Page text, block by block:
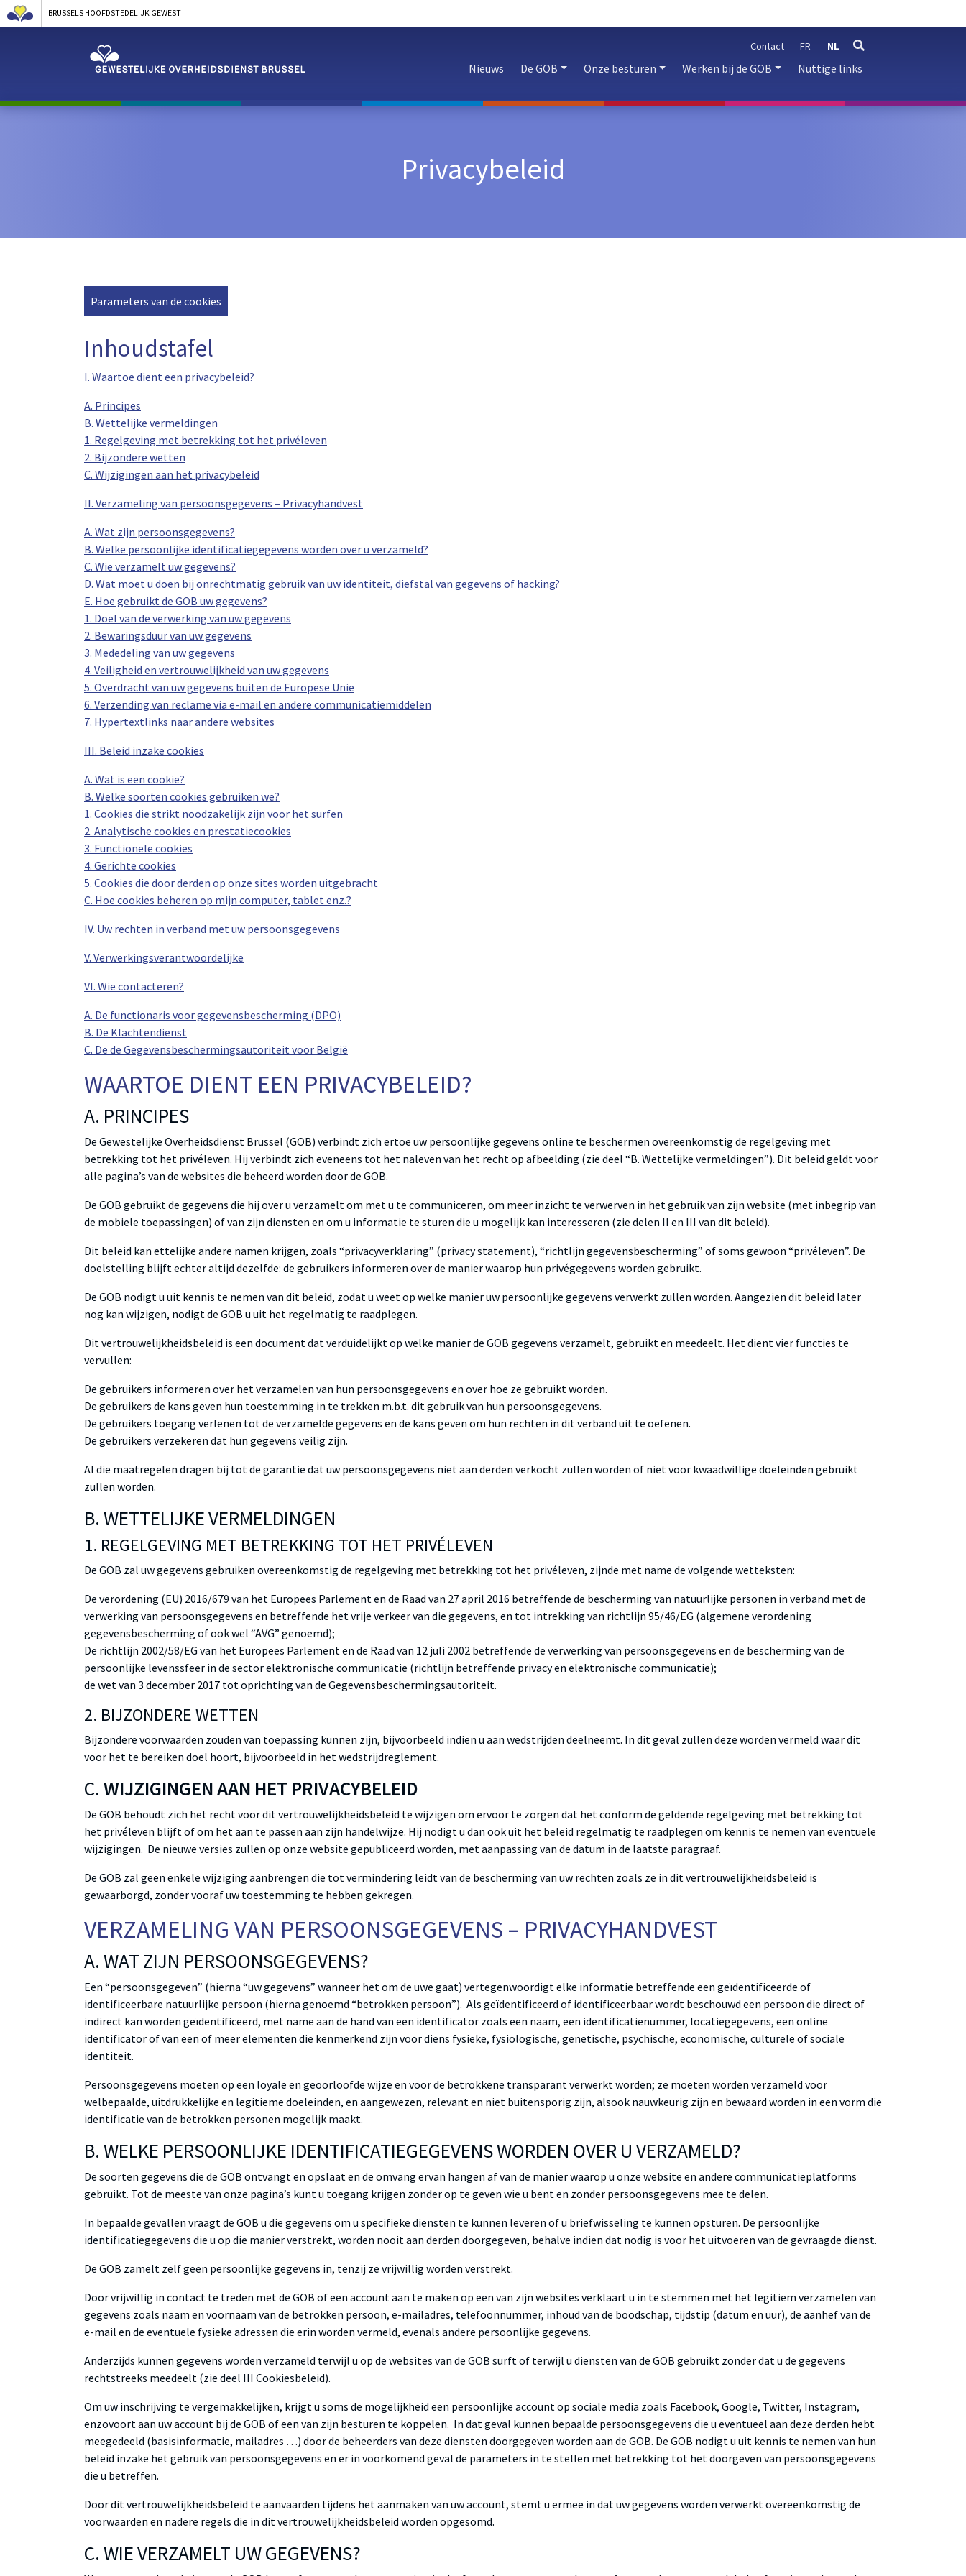
BRUSSELS HOOFDSTEDELIJK GEWEST
Contact FR NL
Nieuws De GOB Onze besturen Werken bij de GOB Nuttige links
Privacybeleid
Parameters van de cookies
Inhoudstafel
I. Waartoe dient een privacybeleid?
A. Principes
B. Wettelijke vermeldingen
1. Regelgeving met betrekking tot het privéleven
2. Bijzondere wetten
C. Wijzigingen aan het privacybeleid
II. Verzameling van persoonsgegevens – Privacyhandvest
A. Wat zijn persoonsgegevens?
B. Welke persoonlijke identificatiegegevens worden over u verzameld?
C. Wie verzamelt uw gegevens?
D. Wat moet u doen bij onrechtmatig gebruik van uw identiteit, diefstal van gegevens of hacking?
E. Hoe gebruikt de GOB uw gegevens?
1. Doel van de verwerking van uw gegevens
2. Bewaringsduur van uw gegevens
3. Mededeling van uw gegevens
4. Veiligheid en vertrouwelijkheid van uw gegevens
5. Overdracht van uw gegevens buiten de Europese Unie
6. Verzending van reclame via e-mail en andere communicatiemiddelen
7. Hypertextlinks naar andere websites
III. Beleid inzake cookies
A. Wat is een cookie?
B. Welke soorten cookies gebruiken we?
1. Cookies die strikt noodzakelijk zijn voor het surfen
2. Analytische cookies en prestatiecookies
3. Functionele cookies
4. Gerichte cookies
5. Cookies die door derden op onze sites worden uitgebracht
C. Hoe cookies beheren op mijn computer, tablet enz.?
IV. Uw rechten in verband met uw persoonsgegevens
V. Verwerkingsverantwoordelijke
VI. Wie contacteren?
A. De functionaris voor gegevensbescherming (DPO)
B. De Klachtendienst
C. De de Gegevensbeschermingsautoriteit voor België
WAARTOE DIENT EEN PRIVACYBELEID?
A. PRINCIPES
De Gewestelijke Overheidsdienst Brussel (GOB) verbindt zich ertoe uw persoonlijke gegevens online te beschermen overeenkomstig de regelgeving met
betrekking tot het privéleven. Hij verbindt zich eveneens tot het naleven van het recht op afbeelding (zie deel “B. Wettelijke vermeldingen”). Dit beleid geldt voor
alle pagina’s van de websites die beheerd worden door de GOB.
De GOB gebruikt de gegevens die hij over u verzamelt om met u te communiceren, om meer inzicht te verwerven in het gebruik van zijn website (met inbegrip van
de mobiele toepassingen) of van zijn diensten en om u informatie te sturen die u mogelijk kan interesseren (zie delen II en III van dit beleid).
Dit beleid kan ettelijke andere namen krijgen, zoals “privacyverklaring” (privacy statement), “richtlijn gegevensbescherming” of soms gewoon “privéleven”. De
doelstelling blijft echter altijd dezelfde: de gebruikers informeren over de manier waarop hun privégegevens worden gebruikt.
De GOB nodigt u uit kennis te nemen van dit beleid, zodat u weet op welke manier uw persoonlijke gegevens verwerkt zullen worden. Aangezien dit beleid later
nog kan wijzigen, nodigt de GOB u uit het regelmatig te raadplegen.
Dit vertrouwelijkheidsbeleid is een document dat verduidelijkt op welke manier de GOB gegevens verzamelt, gebruikt en meedeelt. Het dient vier functies te
vervullen:
De gebruikers informeren over het verzamelen van hun persoonsgegevens en over hoe ze gebruikt worden.
De gebruikers de kans geven hun toestemming in te trekken m.b.t. dit gebruik van hun persoonsgegevens.
De gebruikers toegang verlenen tot de verzamelde gegevens en de kans geven om hun rechten in dit verband uit te oefenen.
De gebruikers verzekeren dat hun gegevens veilig zijn.
Al die maatregelen dragen bij tot de garantie dat uw persoonsgegevens niet aan derden verkocht zullen worden of niet voor kwaadwillige doeleinden gebruikt
zullen worden.
B. WETTELIJKE VERMELDINGEN
1. REGELGEVING MET BETREKKING TOT HET PRIVÉLEVEN
De GOB zal uw gegevens gebruiken overeenkomstig de regelgeving met betrekking tot het privéleven, zijnde met name de volgende wetteksten:
De verordening (EU) 2016/679 van het Europees Parlement en de Raad van 27 april 2016 betreffende de bescherming van natuurlijke personen in verband met de
verwerking van persoonsgegevens en betreffende het vrije verkeer van die gegevens, en tot intrekking van richtlijn 95/46/EG (algemene verordening
gegevensbescherming of ook wel “AVG” genoemd);
De richtlijn 2002/58/EG van het Europees Parlement en de Raad van 12 juli 2002 betreffende de verwerking van persoonsgegevens en de bescherming van de
persoonlijke levenssfeer in de sector elektronische communicatie (richtlijn betreffende privacy en elektronische communicatie);
de wet van 3 december 2017 tot oprichting van de Gegevensbeschermingsautoriteit.
2. BIJZONDERE WETTEN
Bijzondere voorwaarden zouden van toepassing kunnen zijn, bijvoorbeeld indien u aan wedstrijden deelneemt. In dit geval zullen deze worden vermeld waar dit
voor het te bereiken doel hoort, bijvoorbeeld in het wedstrijdreglement.
C. WIJZIGINGEN AAN HET PRIVACYBELEID
De GOB behoudt zich het recht voor dit vertrouwelijkheidsbeleid te wijzigen om ervoor te zorgen dat het conform de geldende regelgeving met betrekking tot
het privéleven blijft of om het aan te passen aan zijn handelwijze. Hij nodigt u dan ook uit het beleid regelmatig te raadplegen om kennis te nemen van eventuele
wijzigingen. De nieuwe versies zullen op onze website gepubliceerd worden, met aanpassing van de datum in de laatste paragraaf.
De GOB zal geen enkele wijziging aanbrengen die tot vermindering leidt van de bescherming van uw rechten zoals ze in dit vertrouwelijkheidsbeleid is
gewaarborgd, zonder vooraf uw toestemming te hebben gekregen.
VERZAMELING VAN PERSOONSGEGEVENS – PRIVACYHANDVEST
A. WAT ZIJN PERSOONSGEGEVENS?
Een “persoonsgegeven” (hierna “uw gegevens” wanneer het om de uwe gaat) vertegenwoordigt elke informatie betreffende een geïdentificeerde of
identificeerbare natuurlijke persoon (hierna genoemd “betrokken persoon”). Als geïdentificeerd of identificeerbaar wordt beschouwd een persoon die direct of
indirect kan worden geïdentificeerd, met name aan de hand van een identificator zoals een naam, een identificatienummer, locatiegegevens, een online
identificator of van een of meer elementen die kenmerkend zijn voor diens fysieke, fysiologische, genetische, psychische, economische, culturele of sociale
identiteit.
Persoonsgegevens moeten op een loyale en geoorloofde wijze en voor de betrokkene transparant verwerkt worden; ze moeten worden verzameld voor
welbepaalde, uitdrukkelijke en legitieme doeleinden, en aangewezen, relevant en niet buitensporig zijn, alsook nauwkeurig zijn en bewaard worden in een vorm die
identificatie van de betrokken personen mogelijk maakt.
B. WELKE PERSOONLIJKE IDENTIFICATIEGEGEVENS WORDEN OVER U VERZAMELD?
De soorten gegevens die de GOB ontvangt en opslaat en de omvang ervan hangen af van de manier waarop u onze website en andere communicatieplatforms
gebruikt. Tot de meeste van onze pagina’s kunt u toegang krijgen zonder op te geven wie u bent en zonder persoonsgegevens mee te delen.
In bepaalde gevallen vraagt de GOB u die gegevens om u specifieke diensten te kunnen leveren of u briefwisseling te kunnen opsturen. De persoonlijke
identificatiegegevens die u op die manier verstrekt, worden nooit aan derden doorgegeven, behalve indien dat nodig is voor het uitvoeren van de gevraagde dienst.
De GOB zamelt zelf geen persoonlijke gegevens in, tenzij ze vrijwillig worden verstrekt.
Door vrijwillig in contact te treden met de GOB of een account aan te maken op een van zijn websites verklaart u in te stemmen met het legitiem verzamelen van
gegevens zoals naam en voornaam van de betrokken persoon, e-mailadres, telefoonnummer, inhoud van de boodschap, tijdstip (datum en uur), de aanhef van de
e-mail en de eventuele fysieke adressen die erin worden vermeld, evenals andere persoonlijke gegevens.
Anderzijds kunnen gegevens worden verzameld terwijl u op de websites van de GOB surft of terwijl u diensten van de GOB gebruikt zonder dat u de gegevens
rechtstreeks meedeelt (zie deel III Cookiesbeleid).
Om uw inschrijving te vergemakkelijken, krijgt u soms de mogelijkheid een persoonlijke account op sociale media zoals Facebook, Google, Twitter, Instagram,
enzovoort aan uw account bij de GOB of een van zijn besturen te koppelen. In dat geval kunnen bepaalde persoonsgegevens die u eventueel aan deze derden hebt
meegedeeld (basisinformatie, mailadres …) door de beheerders van deze diensten doorgegeven worden aan de GOB. De GOB nodigt u uit kennis te nemen van hun
beleid inzake het gebruik van persoonsgegevens en er in voorkomend geval de parameters in te stellen met betrekking tot het doorgeven van persoonsgegevens
die u betreffen.
Door dit vertrouwelijkheidsbeleid te aanvaarden tijdens het aanmaken van uw account, stemt u ermee in dat uw gegevens worden verwerkt overeenkomstig de
voorwaarden en nadere regels die in dit vertrouwelijkheidsbeleid worden opgesomd.
C. WIE VERZAMELT UW GEGEVENS?